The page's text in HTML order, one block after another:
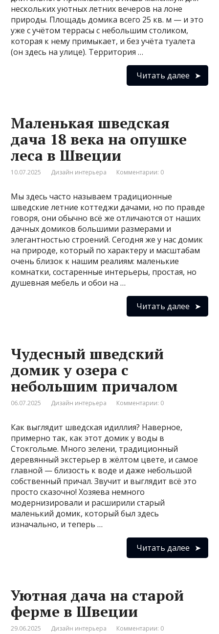
нескольких уютных летних вечеров на лоне
природы. Площадь домика всего 25 кв. м — и это
уже с учётом террасы с небольшим столиком,
которая к нему примыкает, и без учёта туалета
(он здесь на улице). Территория …
Читать далее
Маленькая шведская
дача 18 века на опушке
леса в Швеции
10.07.2025 Дизайн интерьера Комментарии: 0
Мы здесь часто называем традиционные
шведские летние коттеджи дачами, но по правде
говоря, они обычно всё же отличаются от наших
дачных домиков большими размерами и
элегантностью строений. Сегодня же у нас домик
на природе, который по характеру и масштабам
очень близок к нашим реалиям: маленькие
комнатки, состаренные интерьеры, простая, но
душевная мебель и обои на …
Читать далее
Чудесный шведский
домик у озера с
небольшим причалом
06.07.2025 Дизайн интерьера Комментарии: 0
Как выглядит шведская идиллия? Наверное,
примерно так, как этот домик у воды в
Стокгольме. Много зелени, традиционный
деревянный экстерьер в жёлтом цвете, и самое
главной — близость к воде и даже небольшой
собственный причал. Звучит и выглядит всё это
просто сказочно! Хозяева немного
модернизировали и расширили старый
маленький домик, который был здесь
изначально, и теперь …
Читать далее
Уютная дача на старой
ферме в Швеции
29.06.2025 Дизайн интерьера Комментарии: 0